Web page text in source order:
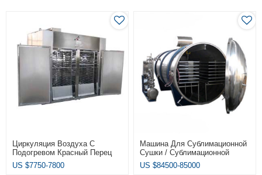
Циркуляция Воздуха С
Подогревом Красный Перец
Чили Томат Имбирь Маниока
Сушилка
US $7750-7800
Машина Для Сублимационной
Сушки / Сублимационной
Сушки ЛТДГ Лиофилизатор
Сублимационной Сушилки
US $84500-85000